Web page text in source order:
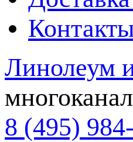
Линолеум
8 (495)